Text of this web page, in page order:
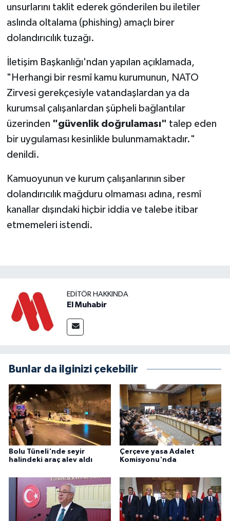
unsurlarını taklit ederek gönderilen bu iletiler
aslında oltalama (phishing) amaçlı birer
dolandırıcılık tuzağı.
İletişim Başkanlığı'ndan yapılan açıklamada,
"Herhangi bir resmî kamu kurumunun, NATO
Zirvesi gerekçesiyle vatandaşlardan ya da
kurumsal çalışanlardan şüpheli bağlantılar
üzerinden "güvenlik doğrulaması" talep eden
bir uygulaması kesinlikle bulunmamaktadır."
denildi.
Kamuoyunun ve kurum çalışanlarının siber
dolandırıcılık mağduru olmaması adına, resmî
kanallar dışındaki hiçbir iddia ve talebe itibar
etmemeleri istendi.
EDITÖR HAKKINDA
El Muhabir
Bunlar da ilginizi çekebilir
Bolu Tüneli'nde seyir
halindeki araç alev aldı
Çerçeve yasa Adalet
Komisyonu'nda